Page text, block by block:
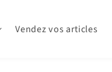
Vendez vos articles